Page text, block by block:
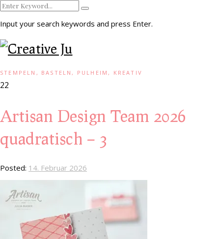
Input your search keywords and press Enter.
STEMPELN, BASTELN, PULHEIM, KREATIV
22
Artisan Design Team 2026
quadratisch – 3
Posted: 14. Februar 2026